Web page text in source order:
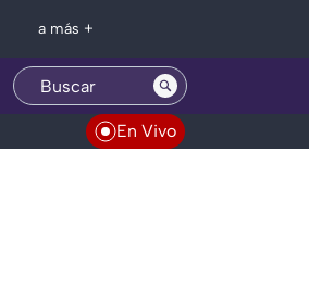
a más +
En Vivo